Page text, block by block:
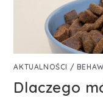
AKTUALNOŚCI /
Dlaczego